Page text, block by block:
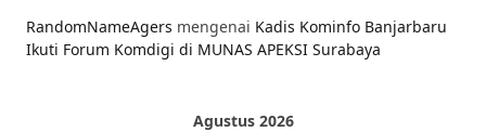
RandomNameAgers mengenai Kadis Kominfo Banjarbaru
Ikuti Forum Komdigi di MUNAS APEKSI Surabaya
Agustus 2026